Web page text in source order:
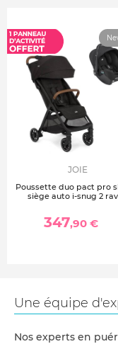
JOIE
Poussette duo pact pro
siège auto i-snug 2
347,90 €
Une équipe
Nos experts en